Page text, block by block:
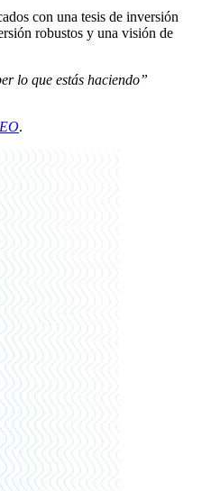
con una tesis de inversión
robustos y una visión de
lo que estás haciendo”
.